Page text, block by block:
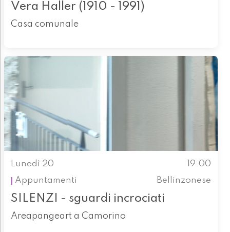
Vera Haller (1910 - 1991)
Casa comunale
Lunedì 20
19.00
Appuntamenti
Bellinzonese
SILENZI - sguardi incrociati
Areapangeart a Camorino